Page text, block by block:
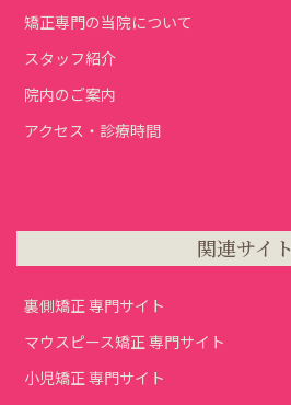
矯正専門の当院について
スタッフ紹介
院内のご案内
アクセス・診療時間
関連サイト
裏側矯正 専門サイト
マウスピース矯正 専門サイト
小児矯正 専門サイト